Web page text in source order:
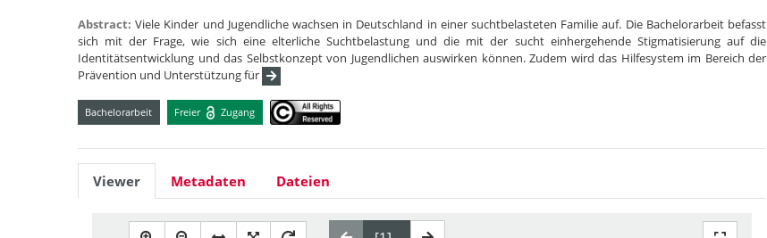
Abstract:Viele Kinder und Jugendliche wachsen in Deutschland in einer suchtbelasteten Familie auf. Die Bachelorarbeit befasst
sich mit der Frage, wie sich eine elterliche Suchtbelastung und die mit der sucht einhergehende Stigmatisierung auf die
Identitätsentwicklung und das Selbstkonzept von Jugendlichen auswirken können. Zudem wird das Hilfesystem im Bereich der
Prävention und Unterstützung für
Bachelorarbeit Freier Zugang
Viewer Metadaten Dateien